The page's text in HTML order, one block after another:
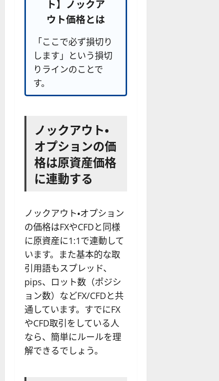
ト】ノックア
ウト価格とは
「ここで必ず損切り
します」という損切
りラインのことで
す。
ノックアウト・
オプションの価
格は原資産価格
に連動する
ノックアウト・オプション
の価格はFXやCFDと同様
に原資産に1:1で連動して
います。また基本的な取
引用語もスプレッド、
pips、ロット数（ポジシ
ョン数）などFX/CFDと共
通しています。すでにFX
やCFD取引をしている人
なら、簡単にルールを理
解できるでしょう。